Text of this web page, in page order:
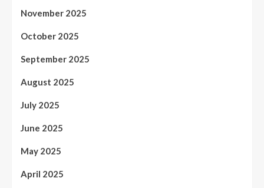
November 2025
October 2025
September 2025
August 2025
July 2025
June 2025
May 2025
April 2025